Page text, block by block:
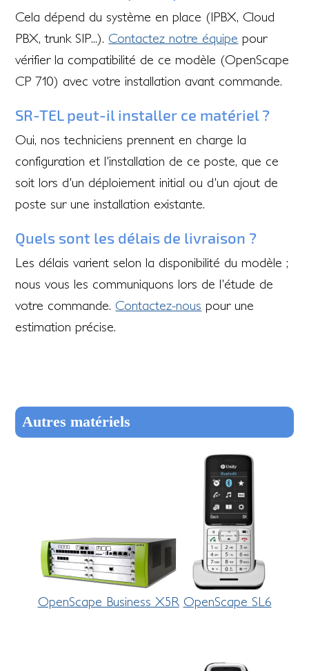
Cela dépend du système en place (IPBX, Cloud
PBX, trunk SIP...). Contactez notre équipe pour
vérifier la compatibilité de ce modèle (OpenScape
CP 710) avec votre installation avant commande.
SR-TEL peut-il installer ce matériel ?
Oui, nos techniciens prennent en charge la
configuration et l'installation de ce poste, que ce
soit lors d'un déploiement initial ou d'un ajout de
poste sur une installation existante.
Quels sont les délais de livraison ?
Les délais varient selon la disponibilité du modèle ;
nous vous les communiquons lors de l'étude de
votre commande. Contactez-nous pour une
estimation précise.
Autres matériels
OpenScape Business X5R OpenScape SL6